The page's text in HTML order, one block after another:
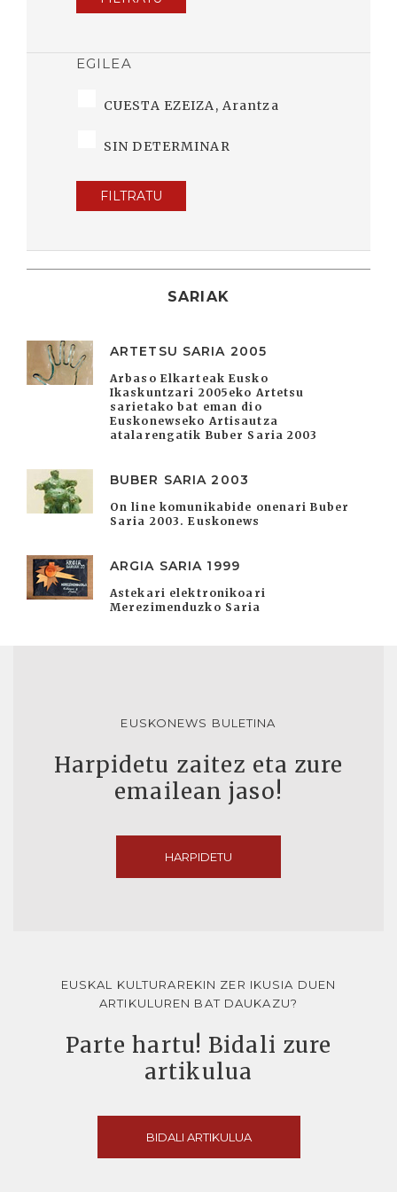
EGILEA
CUESTA EZEIZA, Arantza
SIN DETERMINAR
FILTRATU
SARIAK
ARTETSU SARIA 2005
Arbaso Elkarteak Eusko
Ikaskuntzari 2005eko Artetsu
sarietako bat eman dio
Euskonewseko Artisautza
atalarengatik Buber Saria 2003
BUBER SARIA 2003
On line komunikabide onenari Buber
Saria 2003. Euskonews
ARGIA SARIA 1999
Astekari elektronikoari
Merezimenduzko Saria
EUSKONEWS BULETINA
Harpidetu zaitez eta zure
emailean jaso!
HARPIDETU
EUSKAL KULTURAREKIN ZER IKUSIA DUEN
ARTIKULUREN BAT DAUKAZU?
Parte hartu! Bidali zure
artikulua
BIDALI ARTIKULUA